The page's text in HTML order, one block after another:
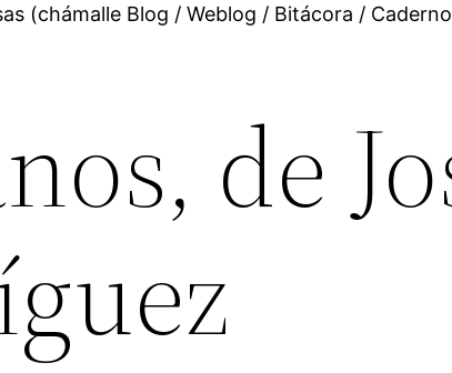
(chámalle Blog / Weblog / Bitácora /
de